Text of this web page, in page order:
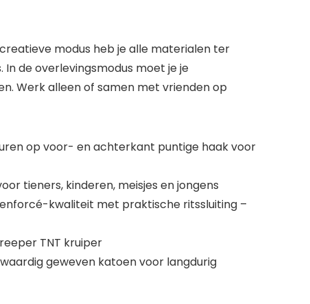
modus heb je alle materialen ter
de overlevingsmodus moet je je
Werk alleen of samen met vrienden op
op voor- en achterkant puntige haak voor
tieners, kinderen, meisjes en jongens
kwaliteit met praktische ritssluiting –
TNT kruiper
geweven katoen voor langdurig